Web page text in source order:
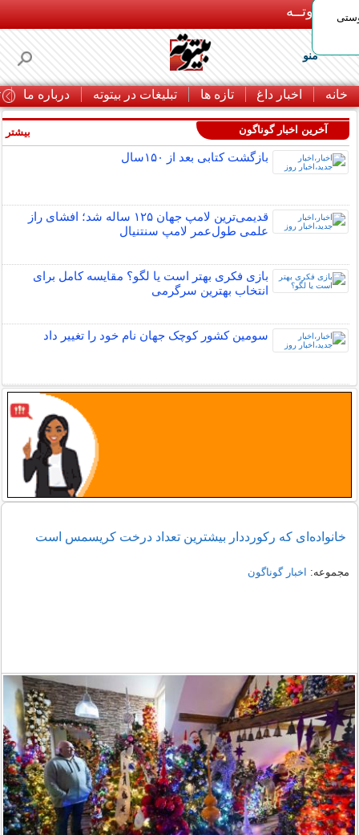
بـیتوتــه
منو
خانه اخبار داغ تازه ها تبلیغات در بیتوته درباره ما
آخرین اخبار گوناگون
بازگشت کتابی بعد از ۱۵۰سال
قدیمی‌ترین لامپ جهان ۱۲۵ ساله شد؛ افشای راز
علمی طول‌عمر لامپ سنتنیال
بازی فکری بهتر است یا لگو؟ مقایسه کامل برای
انتخاب بهترین سرگرمی
سومین کشور کوچک جهان نام خود را تغییر داد
بیشتر
خانواده‌ای که رکورددار بیشترین تعداد درخت کریسمس است
مجموعه: اخبار گوناگون